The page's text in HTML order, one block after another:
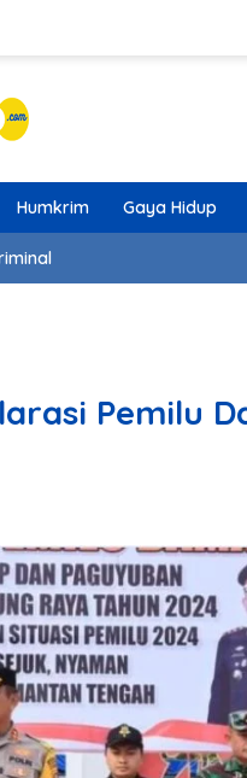
Humkrim Gaya Hidup
Pemilu